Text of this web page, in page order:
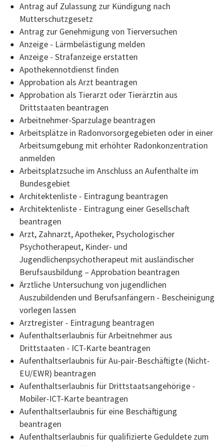
Antrag auf Zulassung zur Kündigung nach
Mutterschutzgesetz
Antrag zur Genehmigung von Tierversuchen
Anzeige - Lärmbelästigung melden
Anzeige - Strafanzeige erstatten
Apothekennotdienst finden
Approbation als Arzt beantragen
Approbation als Tierarzt oder Tierärztin aus
Drittstaaten beantragen
Arbeitnehmer-Sparzulage beantragen
Arbeitsplätze in Radonvorsorgegebieten oder in einer
Arbeitsumgebung mit erhöhter Radonkonzentration
anmelden
Arbeitsplatzsuche im Anschluss an Aufenthalte im
Bundesgebiet
Architektenliste - Eintragung beantragen
Architektenliste - Eintragung einer Gesellschaft
beantragen
Arzt, Zahnarzt, Apotheker, Psychologischer
Psychotherapeut, Kinder- und
Jugendlichenpsychotherapeut mit ausländischer
Berufsausbildung – Approbation beantragen
Ärztliche Untersuchung von jugendlichen
Auszubildenden und Berufsanfängern - Bescheinigung
vorlegen lassen
Arztregister - Eintragung beantragen
Aufenthaltserlaubnis für Arbeitnehmer aus
Drittstaaten - ICT-Karte beantragen
Aufenthaltserlaubnis für Au-pair-Beschäftigte (Nicht-
EU/EWR) beantragen
Aufenthaltserlaubnis für Drittstaatsangehörige -
Mobiler-ICT-Karte beantragen
Aufenthaltserlaubnis für eine Beschäftigung
beantragen
Aufenthaltserlaubnis für qualifizierte Geduldete zum